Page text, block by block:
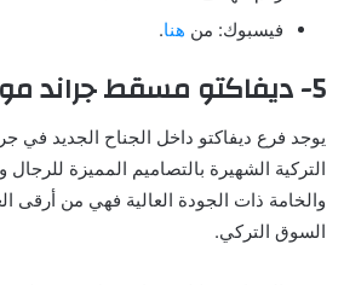
فيسبوك: من هنا.
5- ديفاكتو مسقط جراند مول
يوجد فرع ديفاكتو داخل الجناح الجديد في
التركية الشهيرة بالتصاميم المميزة للرجال
والخامة ذات الجودة العالية فهي من أرقى
السوق التركي.